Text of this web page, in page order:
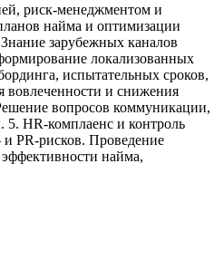
риск-менеджментом и
найма и оптимизации
зарубежных каналов
локализованных
испытательных сроков,
и снижения
вопросов коммуникации,
HR-комплаенс и контроль
и PR-рисков. Проведение
найма,